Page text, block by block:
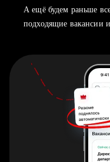
А ещё будем раньше
подходящие вакансии